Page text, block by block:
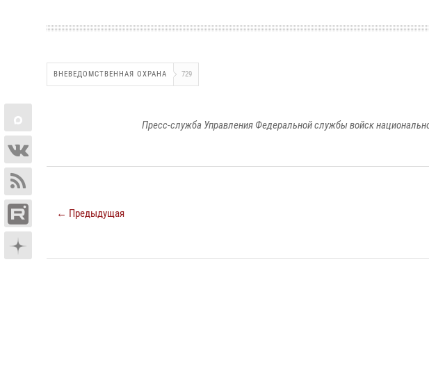
ВНЕВЕДОМСТВЕННАЯ ОХРАНА 729
Пресс-служба Управления Федеральной службы войск
← Предыдущая